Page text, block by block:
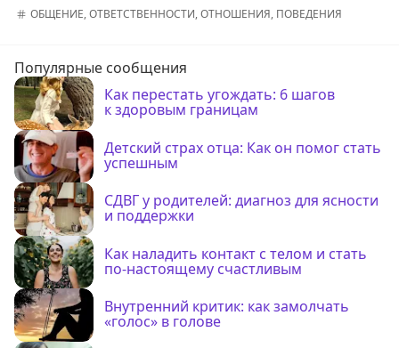
ОБЩЕНИЕ,ОТВЕТСТВЕННОСТИ,ОТНОШЕНИЯ, ПОВЕДЕНИЯ
Популярные сообщения
Как перестать угождать: 6 шагов
к здоровым границам
Детский страх отца: Как он помог стать
успешным
СДВГ у родителей: диагноз для ясности
и поддержки
Как наладить контакт с телом и стать
по-настоящему счастливым
Внутренний критик: как замолчать
«голос» в голове